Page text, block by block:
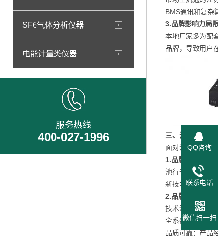
SF6气体分析仪器
电能计量类仪器
服务热线
400-027-1996
BMS通讯和复杂
3.品牌影响力局
本地厂家多为配
品牌，导致用户
三、池行千里品
面对江苏市场的
1.品牌背景
池行千里是武汉
新技术企业，专
2.品牌优势
技术深厚：拥有
全系覆盖：产品
品质可靠：产品
QQ咨询
联系电话
微信扫一扫